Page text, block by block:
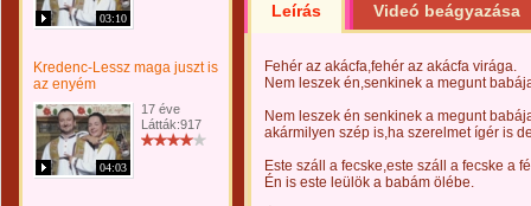
03:10
Kredenc-Lessz maga juszt is
az enyém
04:03
17 éve
Látták:917
Leírás Videó beágyazása
Fehér az akácfa,fehér az akácfa virága.
Nem leszek én,senkinek a megunt
Nem leszek én senkinek a megunt
akármilyen szép is,ha szerelmet ígér is
Este száll a fecske,este száll a fecske a
Én is este leülök a babám ölébe.